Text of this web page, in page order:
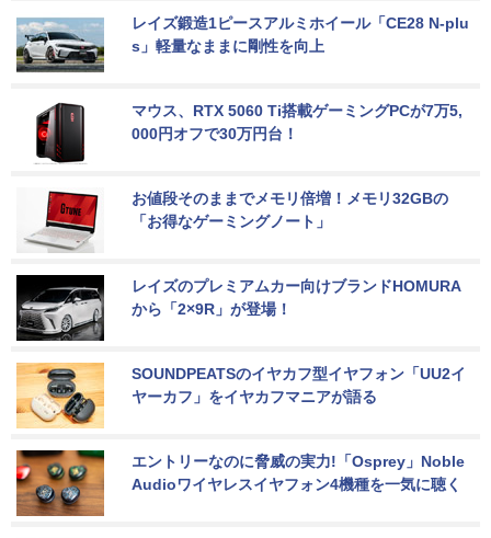
レイズ鍛造1ピースアルミホイール「CE28 N-plu
s」軽量なままに剛性を向上
マウス、RTX 5060 Ti搭載ゲーミングPCが7万5,
000円オフで30万円台！
お値段そのままでメモリ倍増！メモリ32GBの
「お得なゲーミングノート」
レイズのプレミアムカー向けブランドHOMURA
から「2×9R」が登場！
SOUNDPEATSのイヤカフ型イヤフォン「UU2イ
ヤーカフ」をイヤカフマニアが語る
エントリーなのに脅威の実力!「Osprey」Noble
Audioワイヤレスイヤフォン4機種を一気に聴く